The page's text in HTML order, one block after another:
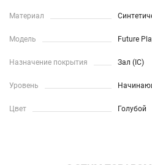
Материал
Модель Future
Назначение покрытия Зал (IC)
Уровень
Цвет Голубой